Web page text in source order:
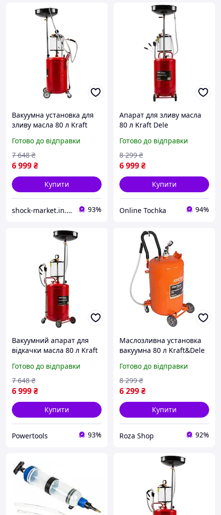
Вакуумна установка для
зливу масла 80 л Kraft
установка для зливу
масла
Готово до відправки
6 999₴
7 648 ₴
Купити
shock-market.in.ua 93%
Апарат для зливу масла
80 л Kraft Dele
для зливу масла
Готово до відправки
6 999₴
8 299 ₴
Купити
Online Tochka 94%
Вакуумний апарат для
відкачки масла 80 л Kraft
для зливу масла
Готово до відправки
6 999₴
7 648 ₴
Купити
Powertools 93%
Маслозливна установка
вакуумна 80 л Kraft&Dele
відкачки та збору
мастила
Готово до відправки
6 299₴
8 299 ₴
Купити
Roza Shop 92%